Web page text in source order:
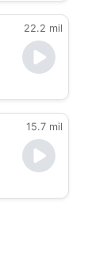
22.2 mil
15.7 mil